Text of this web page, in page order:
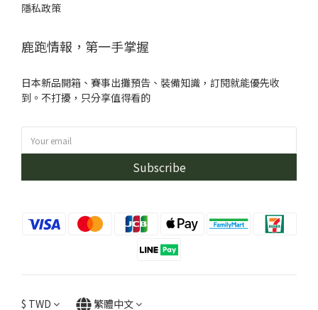
隱私政策
鹿跑情報，第一手掌握
日本新品開箱、賽事出攤預告、裝備知識，訂閱就能優先收
到。不打擾，只分享值得看的
Subscribe
$ TWD 繁體中文